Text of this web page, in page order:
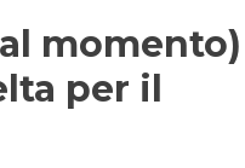
momento)
per il